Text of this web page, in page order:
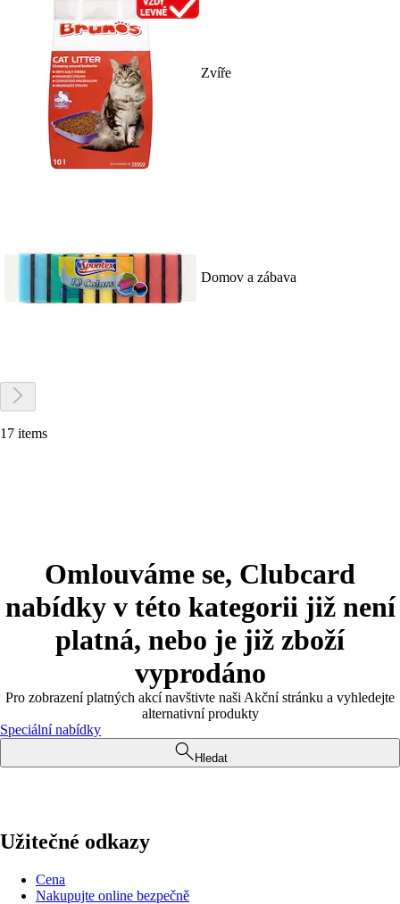
Zvíře
Domov a zábava
17 items
Omlouváme se, Clubcard
nabídky v této kategorii již není
platná, nebo je již zboží
vyprodáno
Pro zobrazení platných akcí navštivte naši Akční stránku a vyhledejte
alternativní produkty
Speciální nabídky
Hledat
Užitečné odkazy
Cena
Nakupujte online bezpečně